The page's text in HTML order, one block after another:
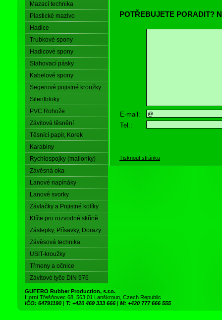
Mazací technika
Plastické mazivo
Hadice
Trubkové spony
Hadicové spony
Stahovací pásky
Kabelové spony
Segerové pojistné kroužky
Silentbloky
PVC Rohože
Závitová těsnění
Těsnící papír, Korek
Karabiny
Rychlospojky (mailonky)
Závěsná oka
Lanové napínáky
Lanové svorky
Závlačky a Pojistné kolíky
Klíče pro rozvodné skříně
Záslepky, Přísavky, Dorazy
Závěsová technika
USIT-kroužky
Třmeny a očnice
Závitové tyče DIN 976
POTŘEBUJETE PORADIT?
E-mail:
Tel.:
Tisknout stránku
GUFERO Rubber Production, s.r.o.
Horní Třešňovec 68, 563 01 Lanškroun, Czech Republic
IČO: 64791190 | T: +420 469 333 666 | M: +420 777 666 555